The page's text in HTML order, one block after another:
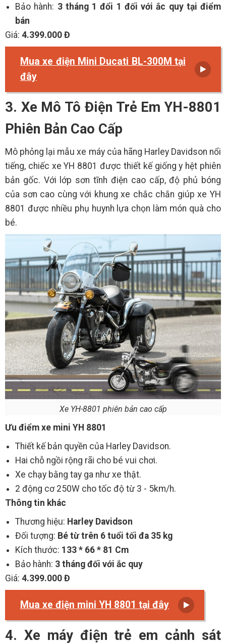
Bảo hành: 3 tháng 1 đổi 1 đối với ắc quy tại điểm
bán
Giá: 4.399.000 Đ
Mua xe điện Mini Ducati BL-300M tại
đây
3. Xe Mô Tô Điện Trẻ Em YH-8801
Phiên Bản Cao Cấp
Mô phỏng lại mẫu xe máy của hãng Harley Davidson nổi
tiếng, chiếc xe YH 8801 được thiết kế giống y hệt phiên
bản gốc. Với lớp sơn tĩnh điện cao cấp, độ phủ bóng
của sơn cao cùng với khung xe chắc chắn giúp xe YH
8801 được nhiều phụ huynh lựa chọn làm món quà cho
bé.
Xe YH-8801 phiên bản cao cấp
Ưu điểm xe mini YH 8801
Thiết kế bản quyền của Harley Davidson.
Hai chỗ ngồi rộng rãi cho bé vui chơi.
Xe chạy bằng tay ga như xe thật.
2 động cơ 250W cho tốc độ từ 3 - 5km/h.
Thông tin khác
Thương hiệu: Harley Davidson
Đối tượng: Bé từ trên 6 tuổi tối đa 35 kg
Kích thước: 133 * 66 * 81 Cm
Bảo hành: 3 tháng đối với ắc quy
Giá: 4.399.000 Đ
Mua xe điện mini YH 8801 tại đây
4. Xe máy điện trẻ em cảnh sát